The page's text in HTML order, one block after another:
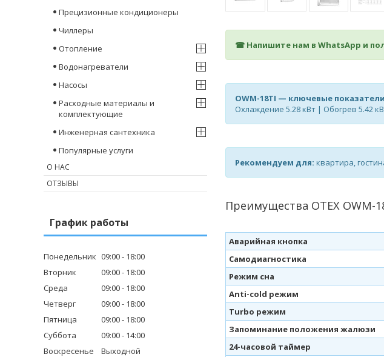
☎ Напишите нам в WhatsApp и
OWM-18TI — ключевые показатели
Охлаждение 5.28 кВт | Обогрев 5.42
Рекомендуем для: квартира,
Преимущества OTEX OWM-
Аварийная кнопка
Самодиагностика
Режим сна
Anti-cold режим
Turbo режим
Запоминание положения жалюзи
24-часовой таймер
Прецизионные кондиционеры
Чиллеры
Отопление
Водонагреватели
Насосы
Расходные материалы и
комплектующие
Инженерная сантехника
Популярные услуги
О НАС
ОТЗЫВЫ
График работы
Понедельник 09:00
18:00
Вторник
09:00
18:00
Среда
09:00
18:00
Четверг
09:00
18:00
Пятница
09:00
18:00
Суббота
09:00
14:00
Воскресенье
Выходной